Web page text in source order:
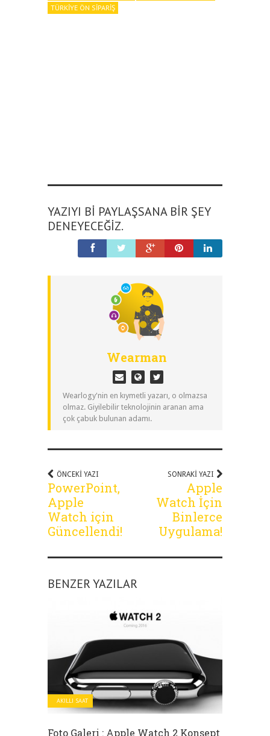
TÜRKIYE ÖN SIPARIŞ
YAZIYI BI PAYLAŞSANA BIR ŞEY
DENEYECEĞIZ.
Wearman
Wearlogy'nin en kıymetli yazarı, o olmazsa
olmaz. Giyilebilir teknolojinin aranan ama
çok çabuk bulunan adamı.
ÖNCEKI YAZI
PowerPoint,
Apple
Watch için
Güncellendi!
SONRAKI YAZI
Apple
Watch İçin
Binlerce
Uygulama!
BENZER YAZILAR
AKILLI SAAT
Foto Galeri : Apple Watch 2 Konsept